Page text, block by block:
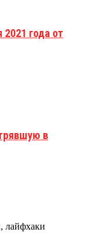
2021 года от
в
лайфхаки